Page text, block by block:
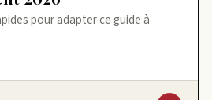
pour adapter ce guide à